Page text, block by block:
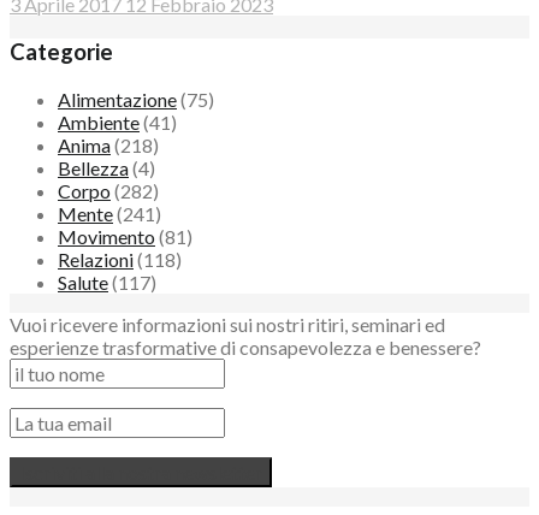
Categorie
Alimentazione(75)
Ambiente(41)
Anima(218)
Bellezza(4)
Corpo (282)
Mente(241)
Movimento (81)
Relazioni(118)
Salute(117)
Vuoi ricevere informazioni sui nostri ritiri, seminari ed
esperienze trasformative di consapevolezza e benessere?